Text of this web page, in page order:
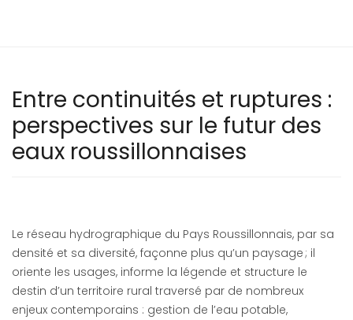
Entre continuités et ruptures :
perspectives sur le futur des
eaux roussillonnaises
Le réseau hydrographique du Pays Roussillonnais, par sa
densité et sa diversité, façonne plus qu’un paysage ; il
oriente les usages, informe la légende et structure le
destin d’un territoire rural traversé par de nombreux
enjeux contemporains : gestion de l’eau potable,